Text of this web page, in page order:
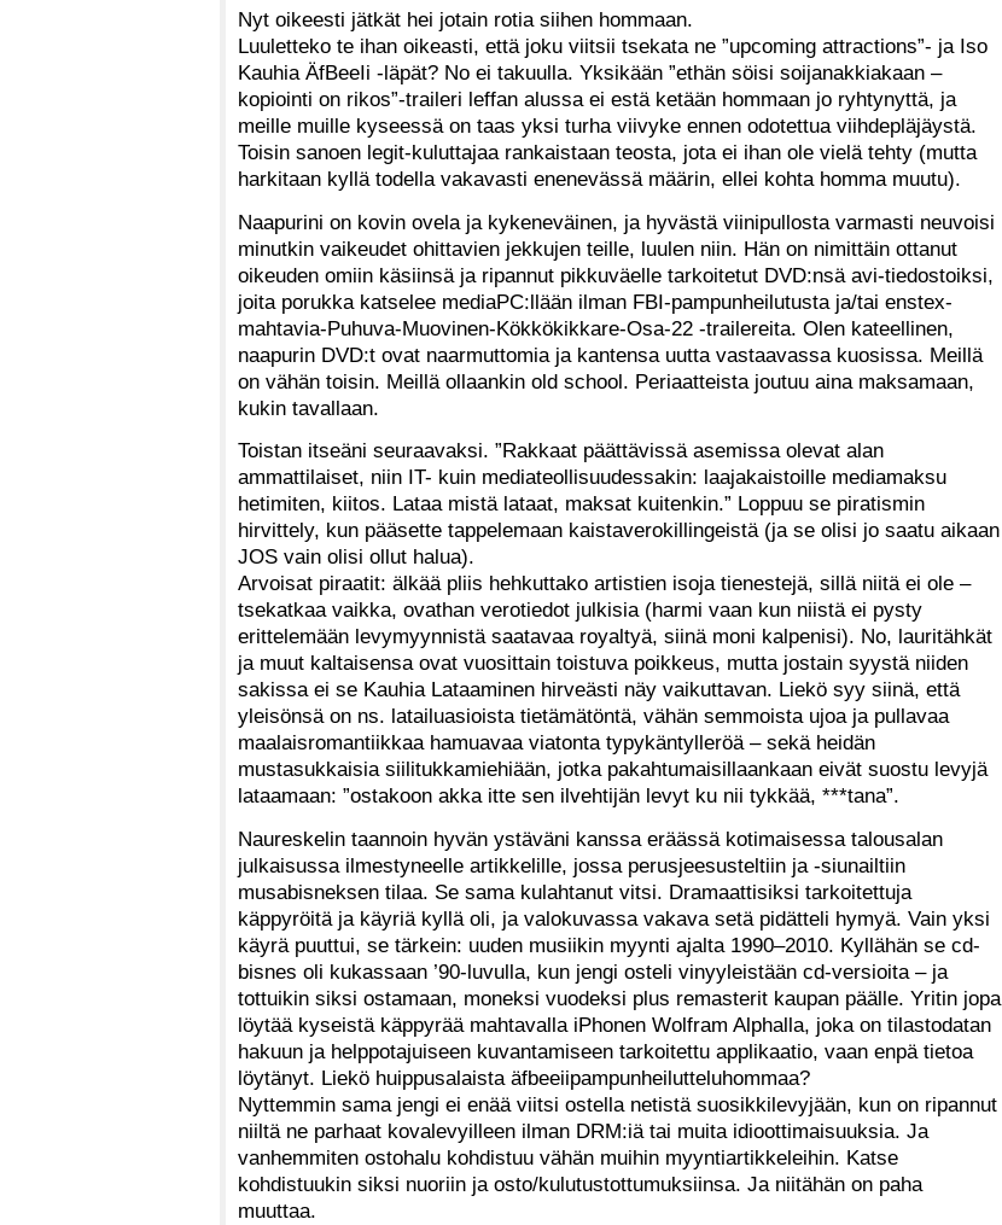
Nyt oikeesti jätkät hei jotain rotia siihen hommaan.
Luuletteko te ihan oikeasti, että joku viitsii tsekata ne ”upcoming attractions”- ja Iso
Kauhia ÄfBeeIi -läpät? No ei takuulla. Yksikään ”ethän söisi soijanakkiakaan –
kopiointi on rikos”-traileri leffan alussa ei estä ketään hommaan jo ryhtynyttä, ja
meille muille kyseessä on taas yksi turha viivyke ennen odotettua viihdepläjäystä.
Toisin sanoen legit-kuluttajaa rankaistaan teosta, jota ei ihan ole vielä tehty (mutta
harkitaan kyllä todella vakavasti enenevässä määrin, ellei kohta homma muutu).
Naapurini on kovin ovela ja kykeneväinen, ja hyvästä viinipullosta varmasti neuvoisi
minutkin vaikeudet ohittavien jekkujen teille, luulen niin. Hän on nimittäin ottanut
oikeuden omiin käsiinsä ja ripannut pikkuväelle tarkoitetut DVD:nsä avi-tiedostoiksi,
joita porukka katselee mediaPC:llään ilman FBI-pampunheilutusta ja/tai enstex-
mahtavia-Puhuva-Muovinen-Kökkökikkare-Osa-22 -trailereita. Olen kateellinen,
naapurin DVD:t ovat naarmuttomia ja kantensa uutta vastaavassa kuosissa. Meillä
on vähän toisin. Meillä ollaankin old school. Periaatteista joutuu aina maksamaan,
kukin tavallaan.
Toistan itseäni seuraavaksi. ”Rakkaat päättävissä asemissa olevat alan
ammattilaiset, niin IT- kuin mediateollisuudessakin: laajakaistoille mediamaksu
hetimiten, kiitos. Lataa mistä lataat, maksat kuitenkin.” Loppuu se piratismin
hirvittely, kun pääsette tappelemaan kaistaverokillingeistä (ja se olisi jo saatu aikaan
JOS vain olisi ollut halua).
Arvoisat piraatit: älkää pliis hehkuttako artistien isoja tienestejä, sillä niitä ei ole –
tsekatkaa vaikka, ovathan verotiedot julkisia (harmi vaan kun niistä ei pysty
erittelemään levymyynnistä saatavaa royaltyä, siinä moni kalpenisi). No, lauritähkät
ja muut kaltaisensa ovat vuosittain toistuva poikkeus, mutta jostain syystä niiden
sakissa ei se Kauhia Lataaminen hirveästi näy vaikuttavan. Liekö syy siinä, että
yleisönsä on ns. latailuasioista tietämätöntä, vähän semmoista ujoa ja pullavaa
maalaisromantiikkaa hamuavaa viatonta typykäntylleröä – sekä heidän
mustasukkaisia siilitukkamiehiään, jotka pakahtumaisillaankaan eivät suostu levyjä
lataamaan: ”ostakoon akka itte sen ilvehtijän levyt ku nii tykkää, ***tana”.
Naureskelin taannoin hyvän ystäväni kanssa eräässä kotimaisessa talousalan
julkaisussa ilmestyneelle artikkelille, jossa perusjeesusteltiin ja -siunailtiin
musabisneksen tilaa. Se sama kulahtanut vitsi. Dramaattisiksi tarkoitettuja
käppyröitä ja käyriä kyllä oli, ja valokuvassa vakava setä pidätteli hymyä. Vain yksi
käyrä puuttui, se tärkein: uuden musiikin myynti ajalta 1990–2010. Kyllähän se cd-
bisnes oli kukassaan ’90-luvulla, kun jengi osteli vinyyleistään cd-versioita – ja
tottuikin siksi ostamaan, moneksi vuodeksi plus remasterit kaupan päälle. Yritin jopa
löytää kyseistä käppyrää mahtavalla iPhonen Wolfram Alphalla, joka on tilastodatan
hakuun ja helppotajuiseen kuvantamiseen tarkoitettu applikaatio, vaan enpä tietoa
löytänyt. Liekö huippusalaista äfbeeiipampunheilutteluhommaa?
Nyttemmin sama jengi ei enää viitsi ostella netistä suosikkilevyjään, kun on ripannut
niiltä ne parhaat kovalevyilleen ilman DRM:iä tai muita idioottimaisuuksia. Ja
vanhemmiten ostohalu kohdistuu vähän muihin myyntiartikkeleihin. Katse
kohdistuukin siksi nuoriin ja osto/kulutustottumuksiinsa. Ja niitähän on paha
muuttaa.